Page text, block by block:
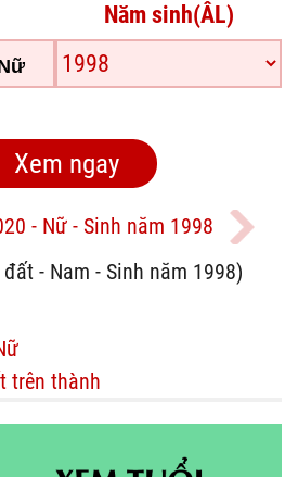
Năm sinh(ÂL)
- Nữ - Sinh năm 1998
- Nam - Sinh năm 1998)
trên thành